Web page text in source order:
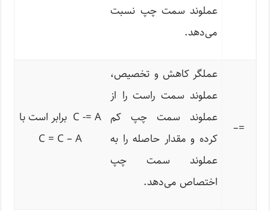
عملوند سمت چپ نسبت
می‌دهد.
=
–
عملگر کاهش و تخصیص،
عملوند سمت راست را از
عملوند سمت چپ کم
کرده و مقدار حاصله را به
عملوند سمت چپ
اختصاص می‌دهد.
C -= A برابر است با
C = C – A